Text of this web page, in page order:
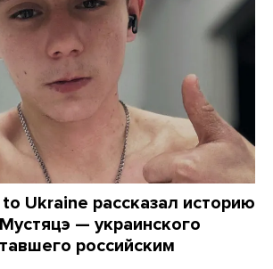
Ukraine рассказал историю
— украинского
российским